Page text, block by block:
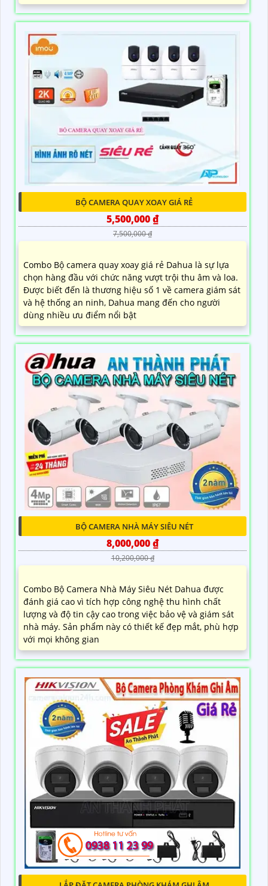
BỘ CAMERA QUAY XOAY GIÁ RẺ
5,500,000 ₫
7,500,000 ₫
Combo Bộ camera quay xoay giá rẻ Dahua là sự lựa
chọn hàng đầu với chức năng vượt trội thu âm và loa.
Được biết đến là thương hiệu số 1 về camera giám sát
và hệ thống an ninh, Dahua mang đến cho người
dùng nhiều ưu điểm nổi bật
BỘ CAMERA NHÀ MÁY SIÊU NÉT
8,000,000 ₫
10,200,000 ₫
Combo Bộ Camera Nhà Máy Siêu Nét Dahua được
đánh giá cao vì tích hợp công nghệ thu hình chất
lượng và độ tin cậy cao trong việc bảo vệ và giám sát
nhà máy. Sản phẩm này có thiết kế đẹp mắt, phù hợp
với mọi không gian